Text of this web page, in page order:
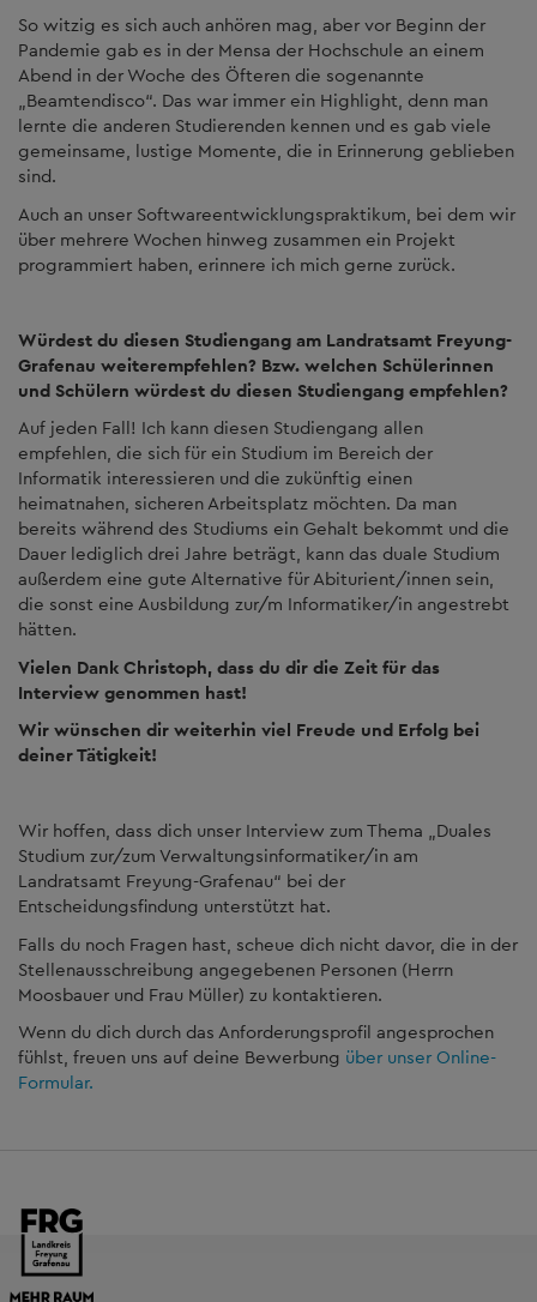
So witzig es sich auch anhören mag, aber vor Beginn der
Pandemie gab es in der Mensa der Hochschule an einem
Abend in der Woche des Öfteren die sogenannte
„Beamtendisco“. Das war immer ein Highlight, denn man
lernte die anderen Studierenden kennen und es gab viele
gemeinsame, lustige Momente, die in Erinnerung geblieben
sind.
Auch an unser Softwareentwicklungspraktikum, bei dem wir
über mehrere Wochen hinweg zusammen ein Projekt
programmiert haben, erinnere ich mich gerne zurück.
Würdest du diesen Studiengang am Landratsamt Freyung-
Grafenau weiterempfehlen? Bzw. welchen Schülerinnen
und Schülern würdest du diesen Studiengang empfehlen?
Auf jeden Fall! Ich kann diesen Studiengang allen
empfehlen, die sich für ein Studium im Bereich der
Informatik interessieren und die zukünftig einen
heimatnahen, sicheren Arbeitsplatz möchten. Da man
bereits während des Studiums ein Gehalt bekommt und die
Dauer lediglich drei Jahre beträgt, kann das duale Studium
außerdem eine gute Alternative für Abiturient/innen sein,
die sonst eine Ausbildung zur/m Informatiker/in angestrebt
hätten.
Vielen Dank Christoph, dass du dir die Zeit für das
Interview genommen hast!
Wir wünschen dir weiterhin viel Freude und Erfolg bei
deiner Tätigkeit!
Wir hoffen, dass dich unser Interview zum Thema „Duales
Studium zur/zum Verwaltungsinformatiker/in am
Landratsamt Freyung-Grafenau“ bei der
Entscheidungsfindung unterstützt hat.
Falls du noch Fragen hast, scheue dich nicht davor, die in der
Stellenausschreibung angegebenen Personen (Herrn
Moosbauer und Frau Müller) zu kontaktieren.
Wenn du dich durch das Anforderungsprofil angesprochen
fühlst, freuen uns auf deine Bewerbung über unser Online-
Formular.